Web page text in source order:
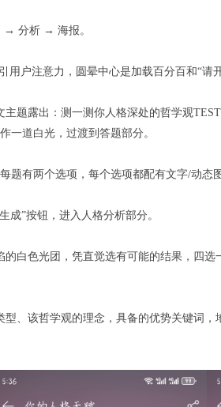
→ 分析 → 海报。
户注意力，圆晕中心是加载百分百和“请
题露出：测一测你人格深处的哲学观
一道白光，过渡到答题部分。
题有两个选项，每个选项都配有文字/动态
成”按钮，进入人格分析部分。
白色光团，凭直觉选有可能的结果，四
、该哲学观的理念，具备的优势关键词